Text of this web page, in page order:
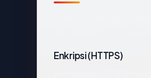
Enkripsi (HTTPS)